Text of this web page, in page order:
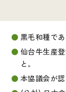
黒毛和種であ
仙台牛生産
と。
本協議会が